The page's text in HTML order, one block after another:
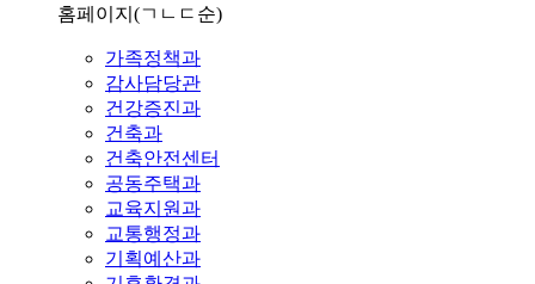
홈페이지 (ㄱㄴㄷ순)
가족정책과
감사담당관
건강증진과
건축과
건축안전센터
공동주택과
교육지원과
교통행정과
기획예산과